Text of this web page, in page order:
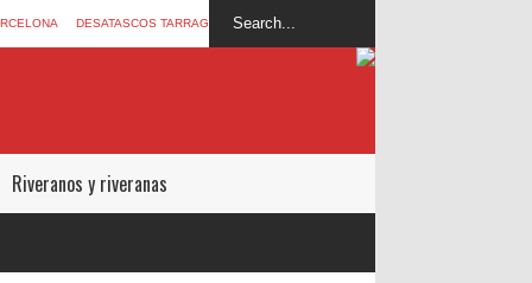
DESATASCOS TARRAGONA
Riveranos y riveranas